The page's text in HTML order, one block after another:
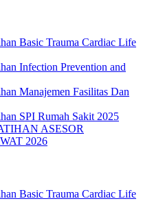
Basic Trauma Cardiac Life
Infection Prevention and
Manajemen Fasilitas Dan
SPI Rumah Sakit 2025
ASESOR
2026
Basic Trauma Cardiac Life